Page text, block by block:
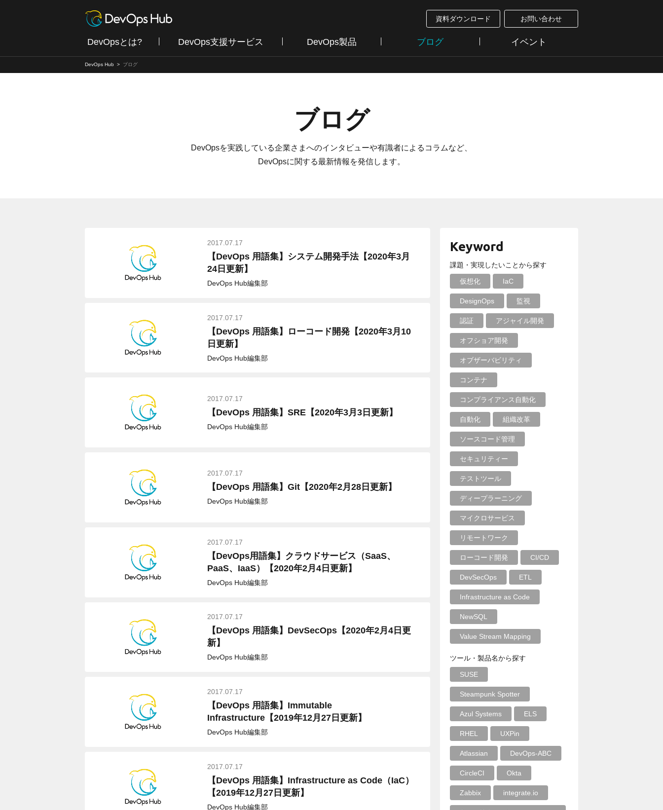
資料ダウンロード お問い合わせ
DevOpsとは? DevOps支援サービス DevOps製品 ブログ イベント
DevOps Hub ブログ
ブログ
DevOpsを実践している企業さまへのインタビューや有識者によるコラムなど、
DevOpsに関する最新情報を発信します。
2017.07.17
【DevOps 用語集】システム開発手法【2020年3月
24日更新】
DevOps Hub編集部
2017.07.17
【DevOps 用語集】ローコード開発【2020年3月10
日更新】
DevOps Hub編集部
2017.07.17
【DevOps 用語集】SRE【2020年3月3日更新】
DevOps Hub編集部
2017.07.17
【DevOps 用語集】Git【2020年2月28日更新】
DevOps Hub編集部
2017.07.17
【DevOps用語集】クラウドサービス（SaaS、
PaaS、IaaS）【2020年2月4日更新】
DevOps Hub編集部
2017.07.17
【DevOps 用語集】DevSecOps【2020年2月4日更
新】
DevOps Hub編集部
2017.07.17
【DevOps 用語集】Immutable
Infrastructure【2019年12月27日更新】
DevOps Hub編集部
2017.07.17
【DevOps 用語集】Infrastructure as Code（IaC）
【2019年12月27日更新】
DevOps Hub編集部
Keyword
課題・実現したいことから探す
仮想化 IaC
DesignOps 監視
認証 アジャイル開発
オフショア開発
オブザーバビリティ
コンテナ
コンプライアンス自動化
自動化 組織改革
ソースコード管理
セキュリティー
テストツール
ディープラーニング
マイクロサービス
リモートワーク
ローコード開発 CI/CD
DevSecOps ETL
Infrastructure as Code
NewSQL
Value Stream Mapping
ツール・製品名から探す
SUSE
Steampunk Spotter
Azul Systems ELS
RHEL UXPin
Atlassian DevOps-ABC
CircleCI Okta
Zabbix integrate.io